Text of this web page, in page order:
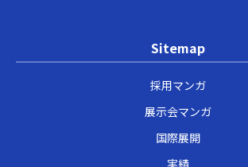
Sitemap
採用マンガ
展示会マンガ
国際展開
実績